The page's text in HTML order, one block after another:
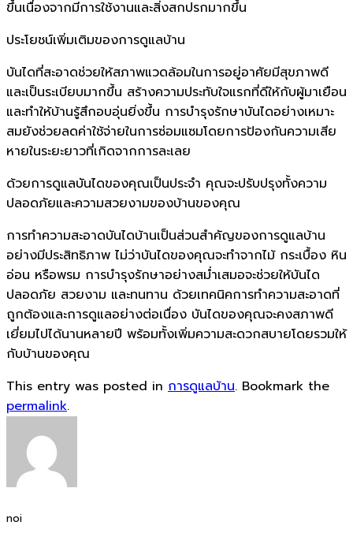
ขึ้นเนื่องจากมีการใช้งานและสิ่งสกปรกมากขึ้น
ประโยชน์เพิ่มเติมของการดูแลบ้าน
บันไดที่สะอาดช่วยให้สภาพแวดล้อมในการอยู่อาศัยมีสุขภาพดี
และเป็นระเบียบมากขึ้น สร้างความประทับใจแรกที่ดีให้กับผู้มาเยือน
และทำให้บ้านรู้สึกอบอุ่นยิ่งขึ้น การบำรุงรักษาบันไดอย่างเหมาะ
สมยังช่วยลดค่าใช้จ่ายในการซ่อมแซมโดยการป้องกันความเสีย
หายในระยะยาวที่เกิดจากการละเลย
ด้วยการดูแลบันไดของคุณเป็นประจำ คุณจะปรับปรุงทั้งความ
ปลอดภัยและความสวยงามของบ้านของคุณ
การทำความสะอาดบันไดบ้านเป็นส่วนสำคัญของการดูแลบ้าน
อย่างมีประสิทธิภาพ ไม่ว่าบันไดของคุณจะทำจากไม้ กระเบื้อง หิน
อ่อน หรือพรม การบำรุงรักษาอย่างสม่ำเสมอจะช่วยให้บันได
ปลอดภัย สวยงาม และทนทาน ด้วยเทคนิคการทำความสะอาดที่
ถูกต้องและการดูแลอย่างต่อเนื่อง บันไดของคุณจะคงสภาพดี
เยี่ยมไปได้นานหลายปี พร้อมทั้งเพิ่มความสะดวกสบายโดยรวมให้
กับบ้านของคุณ
This entry was posted in การดูแลบ้าน. Bookmark the
permalink.
noi